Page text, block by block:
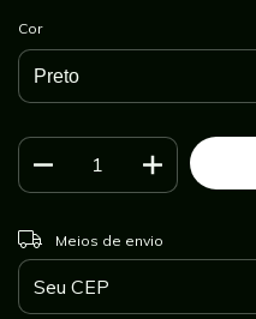
Cor
Entregas para o CEP:
Meios de envio